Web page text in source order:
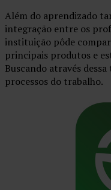
Além do aprendizado
integração entre os
instituição pôde
principais produtos e
Buscando através
processos do trabalho.